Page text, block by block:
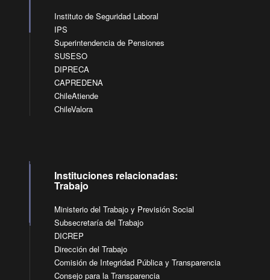
Instituto de Seguridad Laboral
IPS
Superintendencia de Pensiones
SUSESO
DIPRECA
CAPREDENA
ChileAtiende
ChileValora
Instituciones relacionadas:
Trabajo
Ministerio del Trabajo y Previsión Social
Subsecretaría del Trabajo
DICREP
Dirección del Trabajo
Comisión de Integridad Pública y Transparencia
Consejo para la Transparencia